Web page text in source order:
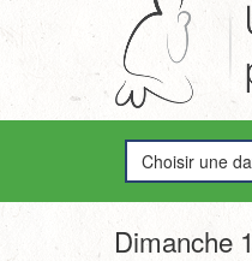
Choisir une
Dimanche